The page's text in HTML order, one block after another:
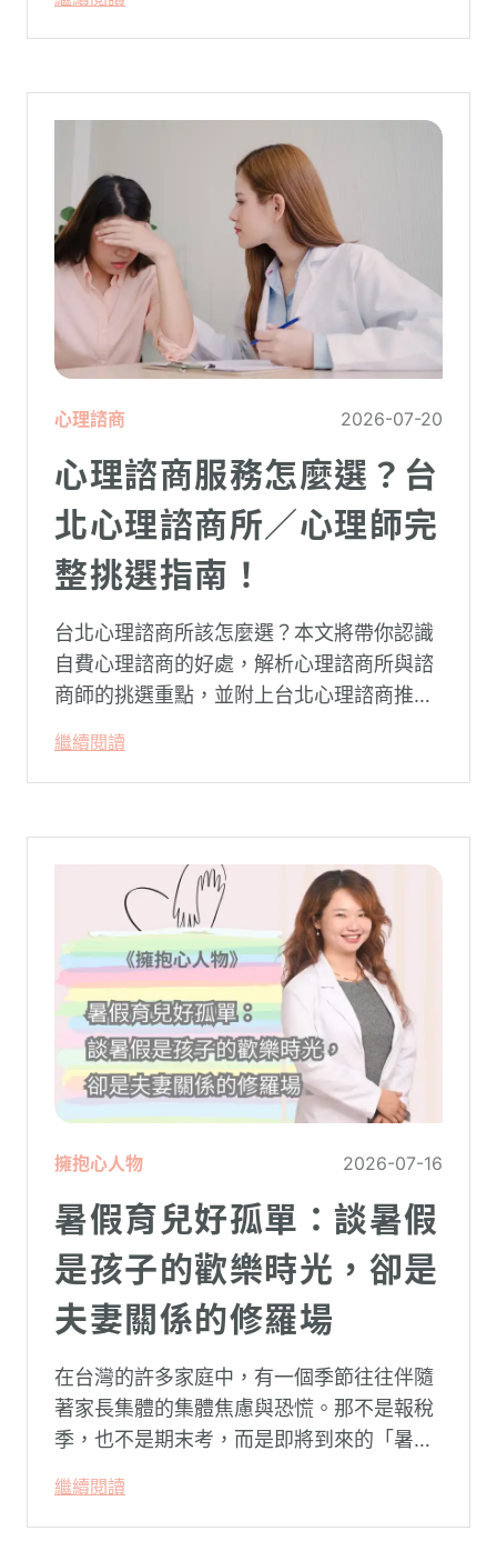
怪：「事情真的有這麼嚴重嗎？」
心理諮商 2026-07-20
心理諮商服務怎麼選？台
北心理諮商所／心理師完
整挑選指南！
台北心理諮商所該怎麼選？本文將帶你認識
自費心理諮商的好處，解析心理諮商所與諮
商師的挑選重點，並附上台北心理諮商推薦
理，陪你面對情緒困擾找回生活步調。
繼續閱讀
擁抱心人物 2026-07-16
暑假育兒好孤單：談暑假
是孩子的歡樂時光，卻是
夫妻關係的修羅場
在台灣的許多家庭中，有一個季節往往伴隨
著家長集體的集體焦慮與恐慌。那不是報稅
季，也不是期末考，而是即將到來的「暑
家庭，原本由學校與安親班代勞的照顧責
任，瞬間全數倒回家庭系統之內。對許多父
繼續閱讀